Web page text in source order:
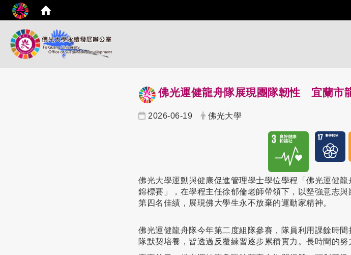
佛光運健龍舟隊展現團隊韌性 宜蘭市
2026-06-19 佛光大學
佛光大學運動與健康促進管理學士學位學程「佛光運健
錦標賽」，在學程主任徐郁倫老師帶領下，以堅強意志
第四名佳績，展現佛大學生永不放棄的運動家精神。
佛光運健龍舟隊今年第二度組隊參賽，隊員利用課餘時
隊默契培養，皆透過反覆練習逐步累積實力。長時間的